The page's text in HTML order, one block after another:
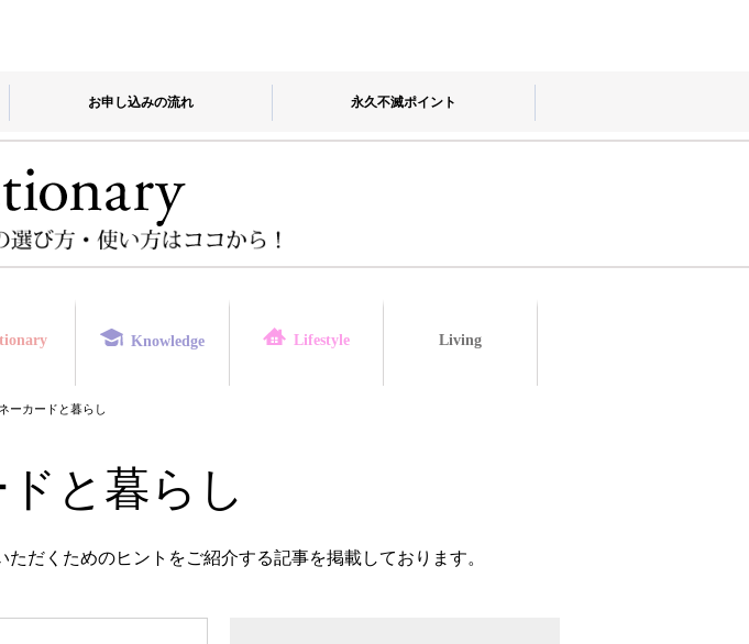
お申し込みの流れ 永久不滅ポイント
Knowledge Lifestyle Living
ーカードと暮らし
と暮らし
だくためのヒントをご紹介する記事を掲載しております。